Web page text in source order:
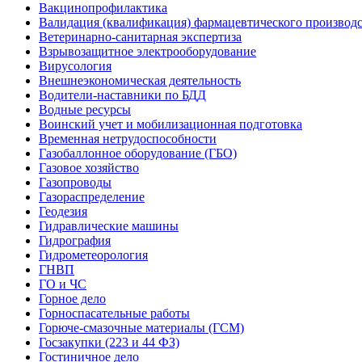
Вакцинопрофилактика
Валидация (квалификация) фармацевтического
Ветеринарно-санитарная экспертиза
Взрывозащитное электрооборудование
Вирусология
Внешнеэкономическая деятельность
Водители-наставники по БДД
Водные ресурсы
Воинский учет и мобилизационная подготовка
Временная нетрудоспособности
Газобаллонное оборудование (ГБО)
Газовое хозяйство
Газопроводы
Газораспределение
Геодезия
Гидравлические машины
Гидрография
Гидрометеорология
ГНВП
ГО и ЧС
Горное дело
Горноспасательные работы
Горюче-смазочные материалы (ГСМ)
Госзакупки (223 и 44 ФЗ)
Гостиничное дело